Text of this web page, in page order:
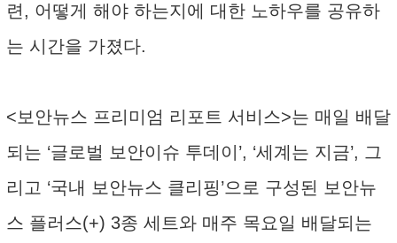
련, 어떻게 해야 하는지에 대한 노하우를 공유하
는 시간을 가졌다.
<보안뉴스 프리미엄 리포트 서비스>는 매일 배달
되는 ‘글로벌 보안이슈 투데이’, ‘세계는 지금’, 그
리고 ‘국내 보안뉴스 클리핑’으로 구성된 보안뉴
스 플러스(+) 3종 세트와 매주 목요일 배달되는